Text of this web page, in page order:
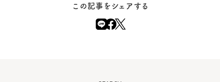
この記事をシェアする